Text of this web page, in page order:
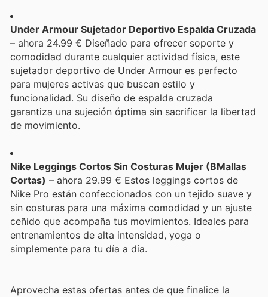
Under Armour Sujetador Deportivo Espalda Cruzada
– ahora 24.99 € Diseñado para ofrecer soporte y
comodidad durante cualquier actividad física, este
sujetador deportivo de Under Armour es perfecto
para mujeres activas que buscan estilo y
funcionalidad. Su diseño de espalda cruzada
garantiza una sujeción óptima sin sacrificar la libertad
de movimiento.
Nike Leggings Cortos Sin Costuras Mujer (BMallas
Cortas) – ahora 29.99 € Estos leggings cortos de
Nike Pro están confeccionados con un tejido suave y
sin costuras para una máxima comodidad y un ajuste
ceñido que acompaña tus movimientos. Ideales para
entrenamientos de alta intensidad, yoga o
simplemente para tu día a día.
Aprovecha estas ofertas antes de que finalice la